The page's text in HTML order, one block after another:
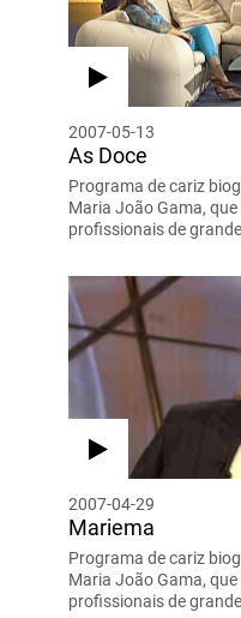
2007-05-13
As Doce
Programa de cariz
Maria João Gama,
profissionais de
2007-04-29
Mariema
Programa de cariz
Maria João Gama,
profissionais de